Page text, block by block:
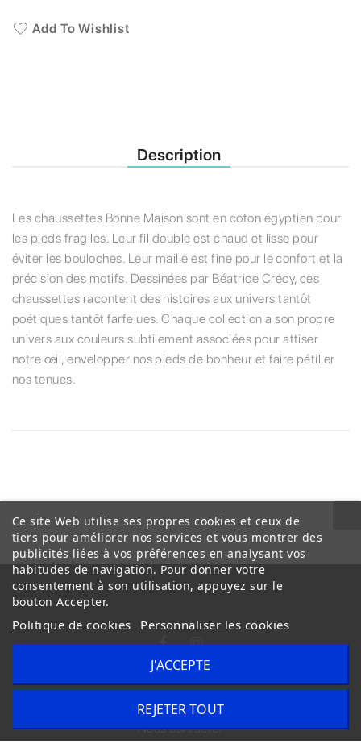
Add To Wishlist
Description
Les chaussettes Bonne Maison sont en coton égyptien pour
les pieds fragiles. Leur fil double est chaud et lisse pour
éviter les bouloches. Leur maille est fine pour le confort et la
précision des motifs. Dessinées par Béatrice Crécy, ces
chaussettes racontent des histoires aux univers tantôt
poétiques tantôt farfelues. Chaque collection a son propre
univers aux couleurs subtilement associées pour attiser
notre œil, envelopper nos pieds de bonheur et faire pétiller
nos tenues.
Conditions Générales de Vente
Nous contacter
Ce site Web utilise ses propres cookies et ceux de
tiers pour améliorer nos services et vous montrer des
publicités liées à vos préférences en analysant vos
habitudes de navigation. Pour donner votre
consentement à son utilisation, appuyez sur le
bouton Accepter.
Politique de cookies Personnaliser les cookies
REJETER TOUT
J'ACCEPTE